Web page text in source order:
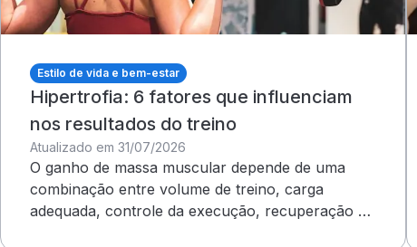
Estilo de vida e bem-estar
Hipertrofia: 6 fatores que influenciam
nos resultados do treino
Atualizado em 31/07/2026
O ganho de massa muscular depende de uma
combinação entre volume de treino, carga
adequada, controle da execução, recuperação e